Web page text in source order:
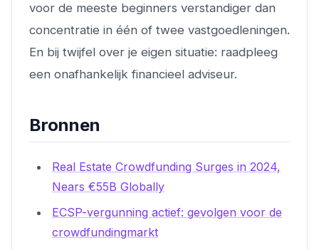
voor de meeste beginners verstandiger dan
concentratie in één of twee vastgoedleningen.
En bij twijfel over je eigen situatie: raadpleeg
een onafhankelijk financieel adviseur.
Bronnen
Real Estate Crowdfunding Surges in 2024,
Nears €55B Globally
ECSP-vergunning actief: gevolgen voor de
crowdfundingmarkt